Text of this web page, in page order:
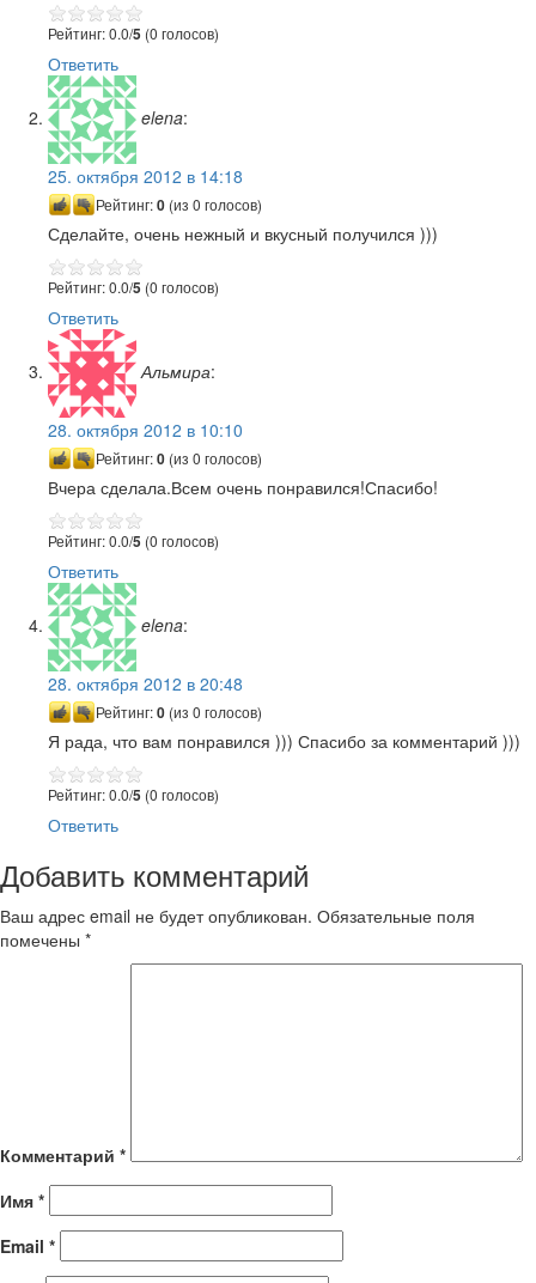
Рейтинг: 0.0/5 (0 голосов)
Ответить
elena:
25. октября 2012 в 14:18
Рейтинг:0 (из 0 голосов)
Сделайте, очень нежный и вкусный получился )))
Рейтинг: 0.0/5 (0 голосов)
Ответить
Альмира:
28. октября 2012 в 10:10
Рейтинг:0 (из 0 голосов)
Вчера сделала.Всем очень понравился!Спасибо!
Рейтинг: 0.0/5 (0 голосов)
Ответить
elena:
28. октября 2012 в 20:48
Рейтинг:0 (из 0 голосов)
Я рада, что вам понравился ))) Спасибо за комментарий )))
Рейтинг: 0.0/5 (0 голосов)
Ответить
Добавить комментарий
Ваш адрес email не будет опубликован. Обязательные поля
помечены *
Комментарий *
Имя *
Email *